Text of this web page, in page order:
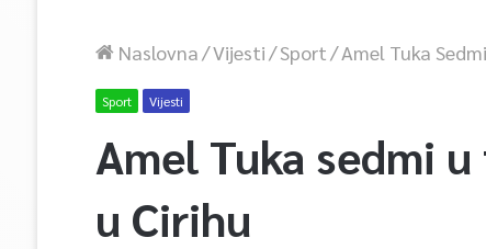
Naslovna/Vijesti/Sport/Amel Tuka
Sport Vijesti
Amel Tuka sedmi
u Cirihu